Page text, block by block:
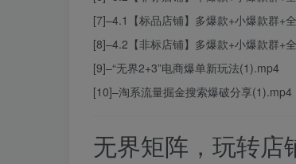
[7]–4.1【标品店铺】多爆款+小爆款群+
[8]–4.2【非标店铺】多爆款+小爆款群+
[9]–“无界2+3”电商爆单新玩法(1).mp4
[10]–淘系流量掘金搜索爆破分享(1).mp4
无界矩阵，玩转店